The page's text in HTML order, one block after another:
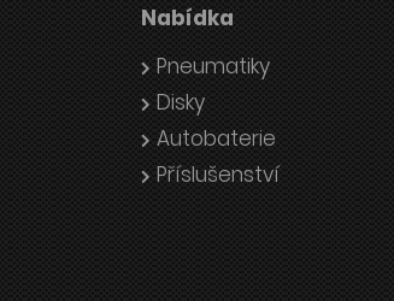
Nabídka
Pneumatiky
Disky
Autobaterie
Příslušenství